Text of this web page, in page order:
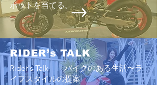
PEACERIDE2025 終了！来場
御礼！
ポットを当てる。
RIDER’s TALK
Rider's Talk バイクのある生活〜ラ
イフスタイルの提案